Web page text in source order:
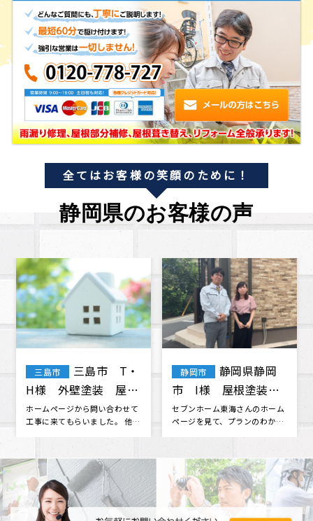
全てはお客様の笑顔のために！
静岡県のお客様の声
静岡市
静岡県静岡
市 Y様 浴室リフォ
ーム工事
ご近所さんの紹介でセブンホー
ムさんにお願いしました。 少し
沼津市
静岡県沼津
市 A様 外壁塗装
外壁塗装をお願いしたく、ホー
ムページから通じて問い合わせ